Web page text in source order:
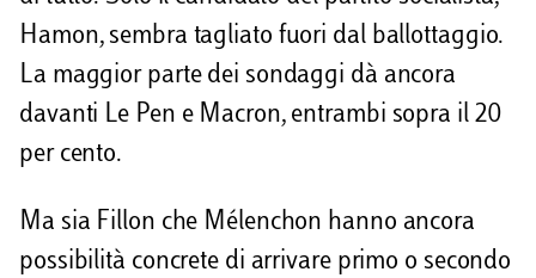
Hamon, sembra tagliato fuori dal ballottaggio.
La maggior parte dei sondaggi dà ancora
davanti Le Pen e Macron, entrambi sopra il 20
per cento.
Ma sia Fillon che Mélenchon hanno ancora
possibilità concrete di arrivare primo o secondo